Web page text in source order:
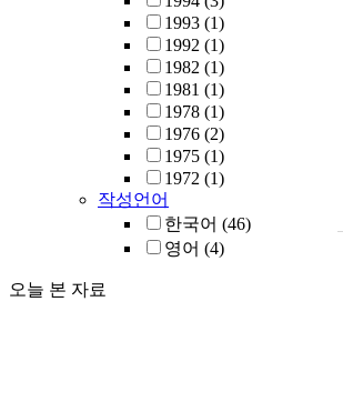
1993 (1)
1992 (1)
1982 (1)
1981 (1)
1978 (1)
1976 (2)
1975 (1)
1972 (1)
작성언어
한국어 (46)
영어 (4)
오늘 본 자료